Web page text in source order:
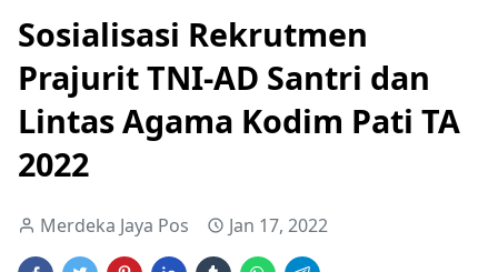
Sosialisasi Rekrutmen
Prajurit TNI-AD Santri dan
Lintas Agama Kodim Pati TA
2022
Merdeka Jaya Pos Jan 17, 2022